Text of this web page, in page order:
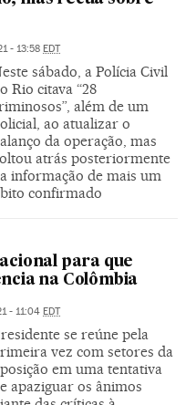
- 13:58 EDT
sábado, a Polícia Civil
Rio citava “28
além de um
ao atualizar o
da operação, mas
atrás posteriormente
informação de mais um
confirmado
para que
na Colômbia
- 11:04 EDT
se reúne pela
vez com setores da
em uma tentativa
apaziguar os ânimos